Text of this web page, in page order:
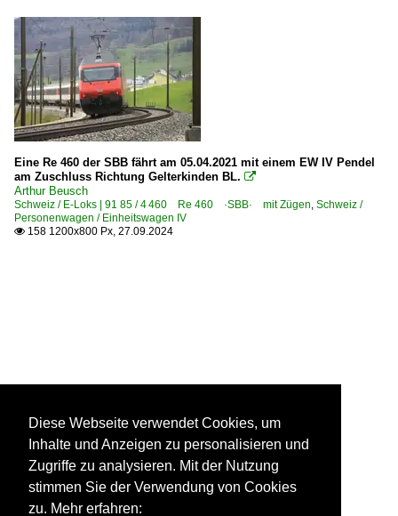
Eine Re 460 der SBB fährt am 05.04.2021 mit einem EW IV Pendel
am Zuschluss Richtung Gelterkinden BL. 
Arthur Beusch
Schweiz / E-Loks | 91 85 / 4 460 Re 460 ·SBB· mit Zügen, Schweiz /
Personenwagen / Einheitswagen IV
 158 1200x800 Px, 27.09.2024
Diese Webseite verwendet Cookies, um
Inhalte und Anzeigen zu personalisieren und
Zugriffe zu analysieren. Mit der Nutzung
stimmen Sie der Verwendung von Cookies
zu. Mehr erfahren: